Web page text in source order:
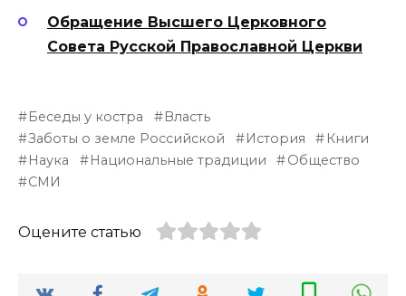
Обращение Высшего Церковного
Совета Русской Православной Церкви
Беседы у костра
Власть
Заботы о земле Российской
История
Книги
Наука
Национальные традиции
Общество
СМИ
Оцените статью